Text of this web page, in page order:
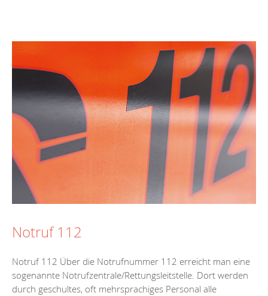
Notruf 112
Notruf 112 Über die Notrufnummer 112 erreicht man eine
sogenannte Notrufzentrale/Rettungsleitstelle. Dort werden
durch geschultes, oft mehrsprachiges Personal alle